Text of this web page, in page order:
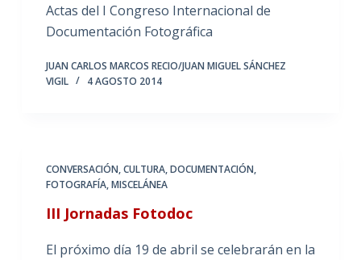
Actas del I Congreso Internacional de
Documentación Fotográfica
JUAN CARLOS MARCOS RECIO/JUAN MIGUEL SÁNCHEZ
VIGIL
4 AGOSTO 2014
CONVERSACIÓN,CULTURA,DOCUMENTACIÓN,
FOTOGRAFÍA,MISCELÁNEA
III Jornadas Fotodoc
El próximo día 19 de abril se celebrarán en la